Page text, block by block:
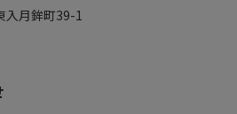
入月鉾町39-1